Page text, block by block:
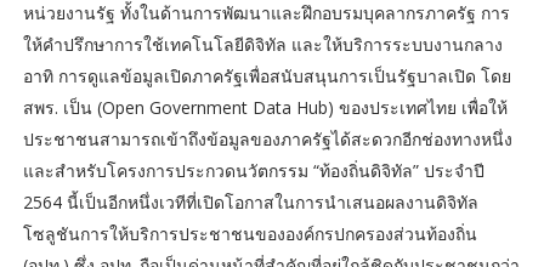
หน่วยงานรัฐ ทั้งในด้านการพัฒนาและฝึกอบรมบุคลากรภาครัฐ การ
ให้คำปรึกษาการใช้เทคโนโลยีดิจิทัล และให้บริการระบบงานกลาง
อาทิ การดูแลข้อมูลเปิดภาครัฐเพื่อสนับสนุนการเป็นรัฐบาลเปิด โดย
สพร. เป็น (Open Government Data Hub) ของประเทศไทย เพื่อให้
ประชาชนสามารถเข้าถึงข้อมูลของภาครัฐได้สะดวกอีกช่องทางหนึ่ง
และสำหรับโครงการประกวดนวัตกรรม “ท้องถิ่นดิจิทัล” ประจำปี
2564 นี้เป็นอีกหนึ่งเวทีที่เปิดโอกาสในการนำเสนอผลงานดิจิทัล
โซลูชันการให้บริการประชาชนขององค์กรปกครองส่วนท้องถิ่น